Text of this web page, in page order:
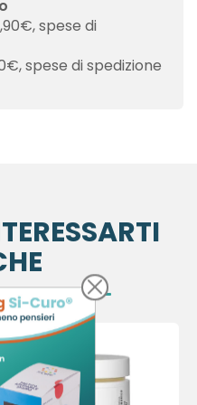
dei desideri
per salvare dei
spese di
spese di spedizione